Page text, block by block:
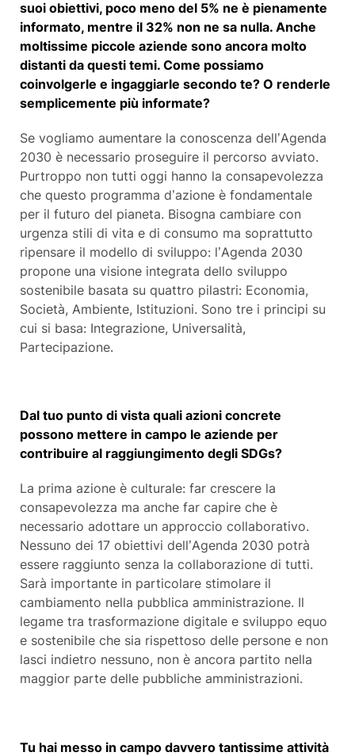
suoi obiettivi, poco meno del 5% ne è pienamente
informato, mentre il 32% non ne sa nulla. Anche
moltissime piccole aziende sono ancora molto
distanti da questi temi. Come possiamo
coinvolgerle e ingaggiarle secondo te? O renderle
semplicemente più informate?
Se vogliamo aumentare la conoscenza dell’Agenda
2030 è necessario proseguire il percorso avviato.
Purtroppo non tutti oggi hanno la consapevolezza
che questo programma d’azione è fondamentale
per il futuro del pianeta. Bisogna cambiare con
urgenza stili di vita e di consumo ma soprattutto
ripensare il modello di sviluppo: l’Agenda 2030
propone una visione integrata dello sviluppo
sostenibile basata su quattro pilastri: Economia,
Società, Ambiente, Istituzioni. Sono tre i principi su
cui si basa: Integrazione, Universalità,
Partecipazione.
Dal tuo punto di vista quali azioni concrete
possono mettere in campo le aziende per
contribuire al raggiungimento degli SDGs?
La prima azione è culturale: far crescere la
consapevolezza ma anche far capire che è
necessario adottare un approccio collaborativo.
Nessuno dei 17 obiettivi dell’Agenda 2030 potrà
essere raggiunto senza la collaborazione di tutti.
Sarà importante in particolare stimolare il
cambiamento nella pubblica amministrazione. Il
legame tra trasformazione digitale e sviluppo equo
e sostenibile che sia rispettoso delle persone e non
lasci indietro nessuno, non è ancora partito nella
maggior parte delle pubbliche amministrazioni.
Tu hai messo in campo davvero tantissime attività